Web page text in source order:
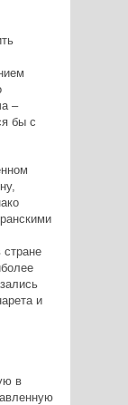
–
бы с
и
в